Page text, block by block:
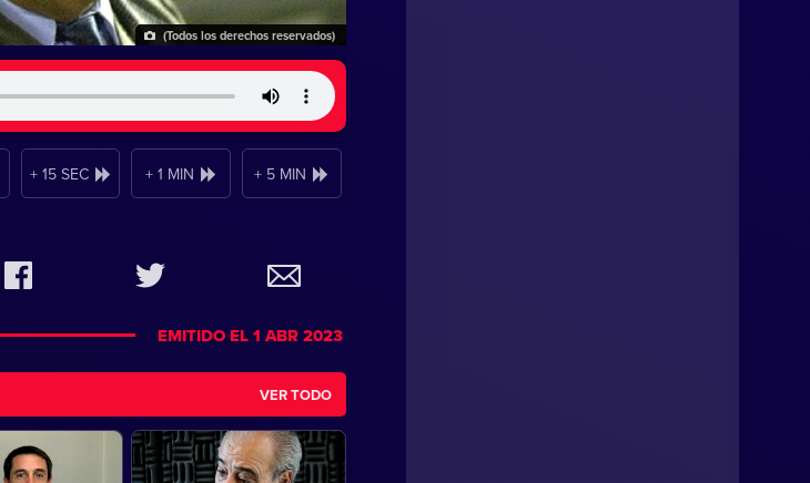
+ 15 SEC + 1 MIN + 5 MIN
(Todos los derechos reservados)
EMITIDO EL 1 ABR 2023
VER TODO